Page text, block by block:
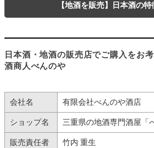
【地酒を販売】日本酒の
日本酒・地酒の販売店でご購入をお
酒商人べんのや
会社名 有限会社べんのや酒店
ショップ名 三重県の地酒専門酒屋「
販売責任者 竹内 重生